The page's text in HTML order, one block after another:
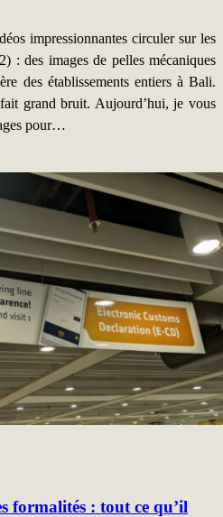
impressionnantes circuler sur les
: des images de pelles mécaniques
des établissements entiers à Bali.
grand bruit. Aujourd’hui, je vous
pour…
formalités : tout ce qu’il